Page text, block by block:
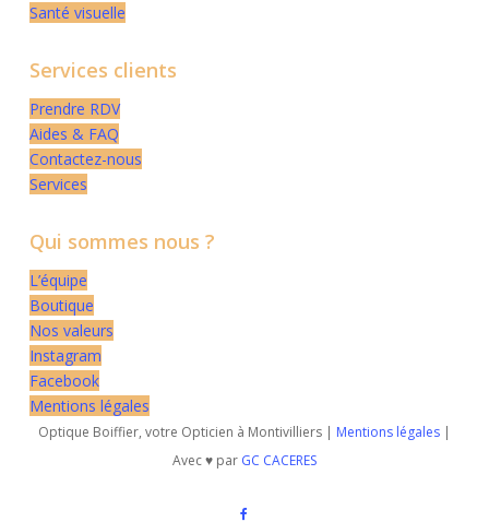
Santé visuelle
Services clients
Prendre RDV
Aides & FAQ
Contactez-nous
Services
Qui sommes nous ?
L’équipe
Boutique
Nos valeurs
Instagram
Facebook
Mentions légales
Optique Boiffier, votre Opticien à Montivilliers | Mentions légales|
Avec ♥ par GC CACERES
facebook